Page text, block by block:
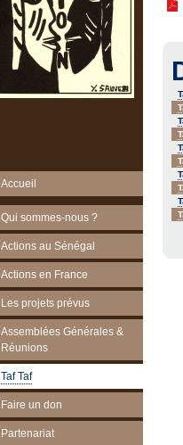
Accueil
Qui sommes-nous ?
Actions au Sénégal
Actions en France
Les projets prévus
Assemblées Générales &
Réunions
Taf Taf
Faire un don
Partenariat